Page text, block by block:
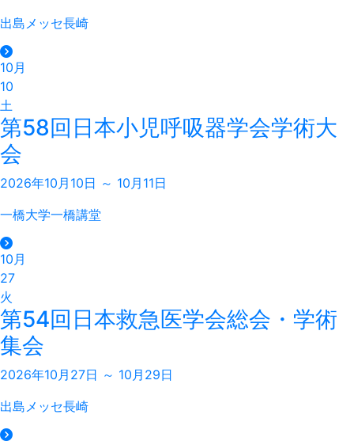
出島メッセ長崎
10月
10
土
第58回日本小児呼吸器学会学術大
会
2026年10月10日 ～ 10月11日
一橋大学一橋講堂
10月
27
火
第54回日本救急医学会総会・学術
集会
2026年10月27日 ～ 10月29日
出島メッセ長崎